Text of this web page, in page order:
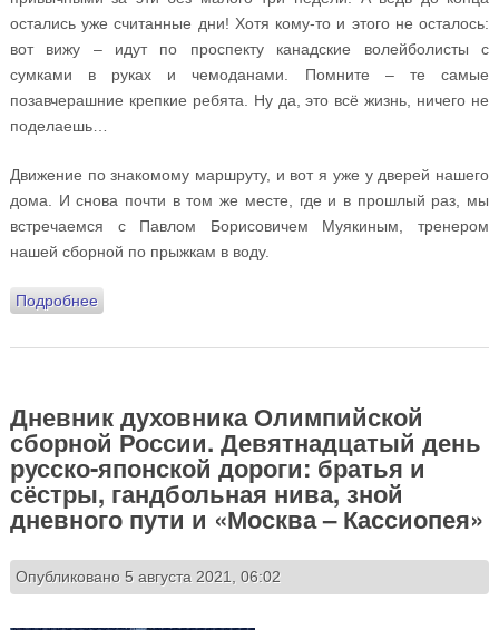
остались уже считанные дни! Хотя кому-то и этого не осталось:
вот вижу – идут по проспекту канадские волейболисты с
сумками в руках и чемоданами. Помните – те самые
позавчерашние крепкие ребята. Ну да, это всё жизнь, ничего не
поделаешь…
Движение по знакомому маршруту, и вот я уже у дверей нашего
дома. И снова почти в том же месте, где и в прошлый раз, мы
встречаемся с Павлом Борисовичем Муякиным, тренером
нашей сборной по прыжкам в воду.
Подробнеео Дневник духовника Олимпийской сборной России.
стране великанов, волейбольные и чудесные
Дневник духовника Олимпийской
сборной России. Девятнадцатый день
русско-японской дороги: братья и
сёстры, гандбольная нива, зной
дневного пути и «Москва – Кассиопея»
Опубликовано 5 августа 2021, 06:02